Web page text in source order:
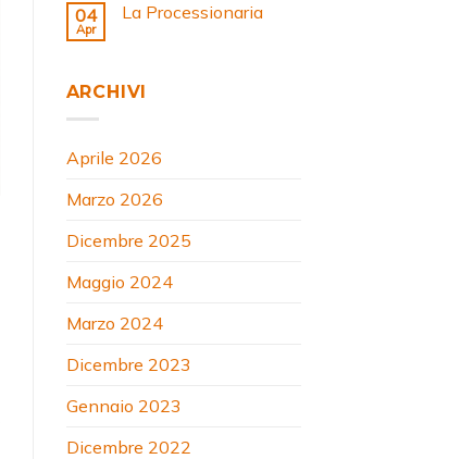
04
Apr
La Processionaria
ARCHIVI
Aprile 2026
Marzo 2026
Dicembre 2025
Maggio 2024
Marzo 2024
Dicembre 2023
Gennaio 2023
Dicembre 2022